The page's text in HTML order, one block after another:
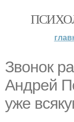
Звонок
Андрей
уже